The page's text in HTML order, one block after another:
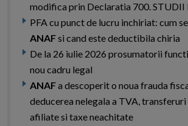
modifica prin Declaratia 700. STUDII
PFA cu punct de lucru inchiriat: cum
ANAFsi cand este deductibila chiria
De la 26 iulie 2026 prosumatorii
nou cadru legal
ANAFa descoperit o noua frauda
deducerea nelegala a TVA,
afiliate si taxe neachitate